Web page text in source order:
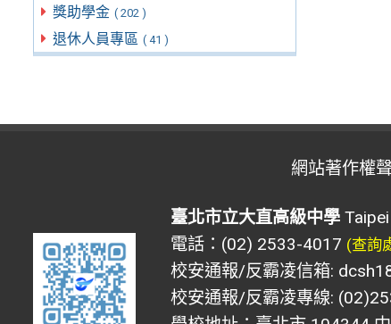
獎助學金 ( 202 )
退休人員專區 ( 41 )
網站著作權
臺北市立大直高級中學Taipei
電話：(02) 2533-4017 (查詢
校安通報/反霸凌信箱:
校安通報/反霸凌專線: